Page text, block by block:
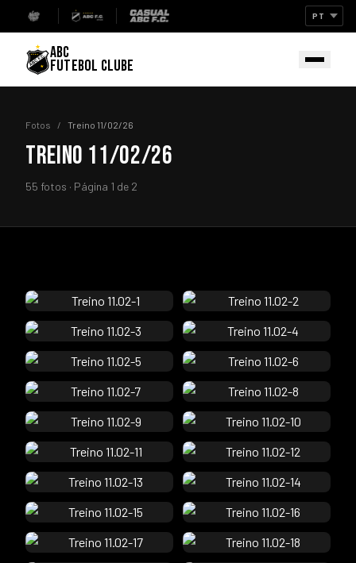
ABC
FUTEBOL CLUBE
Fotos / Treino 11/02/26
TREINO 11/02/26
55 fotos · Página 1 de 2